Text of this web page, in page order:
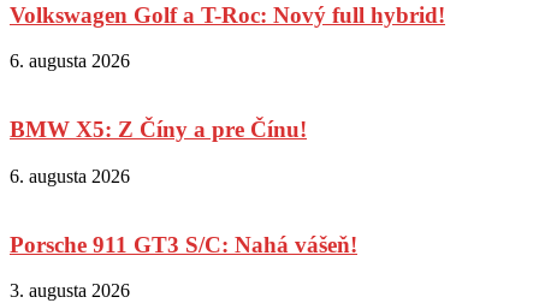
Volkswagen Golf a T-Roc: Nový full hybrid!
6. augusta 2026
BMW X5: Z Číny a pre Čínu!
6. augusta 2026
Porsche 911 GT3 S/C: Nahá vášeň!
3. augusta 2026